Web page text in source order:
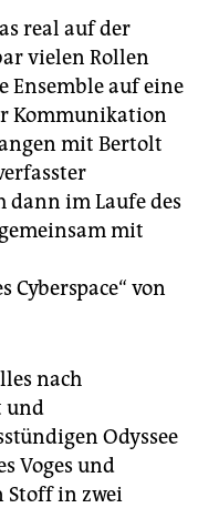
real auf der
vielen Rollen
Ensemble auf eine
Kommunikation
mit Bertolt
dann im Laufe des
mit
von
nach
und
Odyssee
Voges und
Stoff in zwei